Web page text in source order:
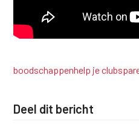
boodschappenhelp je club
Deel dit bericht